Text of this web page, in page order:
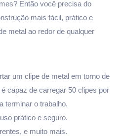
Então você precisa do
mais fácil, prático e
metal ao redor de qualquer
um clipe de metal em torno de
capaz de carregar 50 clipes por
terminar o trabalho.
prático e seguro.
e muito mais.